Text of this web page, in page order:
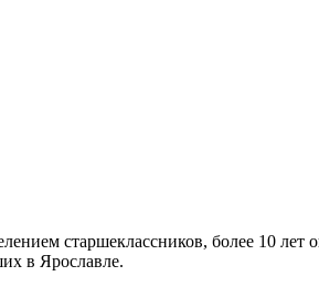
старшеклассников, более 10 лет
в Ярославле.